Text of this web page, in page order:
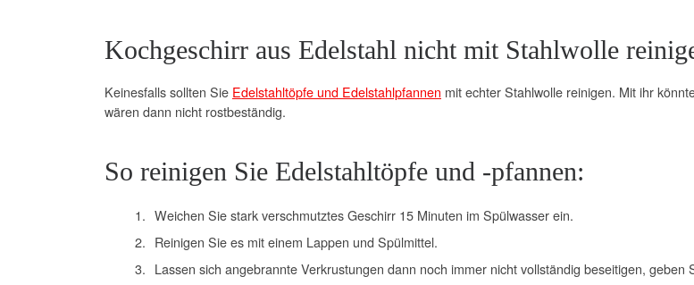
Kochgeschirr aus Edelstahl nicht mit Stahlwolle
Keinesfalls sollten Sie Edelstahltöpfe und Edelstahlpfannen mit echter Stahlwolle reinigen. Mit ihr
wären dann nicht rostbeständig.
So reinigen Sie Edelstahltöpfe und -pfannen:
Weichen Sie stark verschmutztes Geschirr 15 Minuten im Spülwasser ein.
Reinigen Sie es mit einem Lappen und Spülmittel.
Lassen sich angebrannte Verkrustungen dann noch immer nicht vollständig beseitigen, geben